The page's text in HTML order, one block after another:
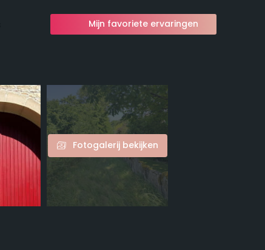
Mijn favoriete ervaringen
Fotogalerij bekijken